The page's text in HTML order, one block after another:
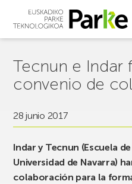
Tecnun e Indar
convenio de
28 junio 2017
Indar y Tecnun (Escuela
Universidad de Navarra)
colaboración para la